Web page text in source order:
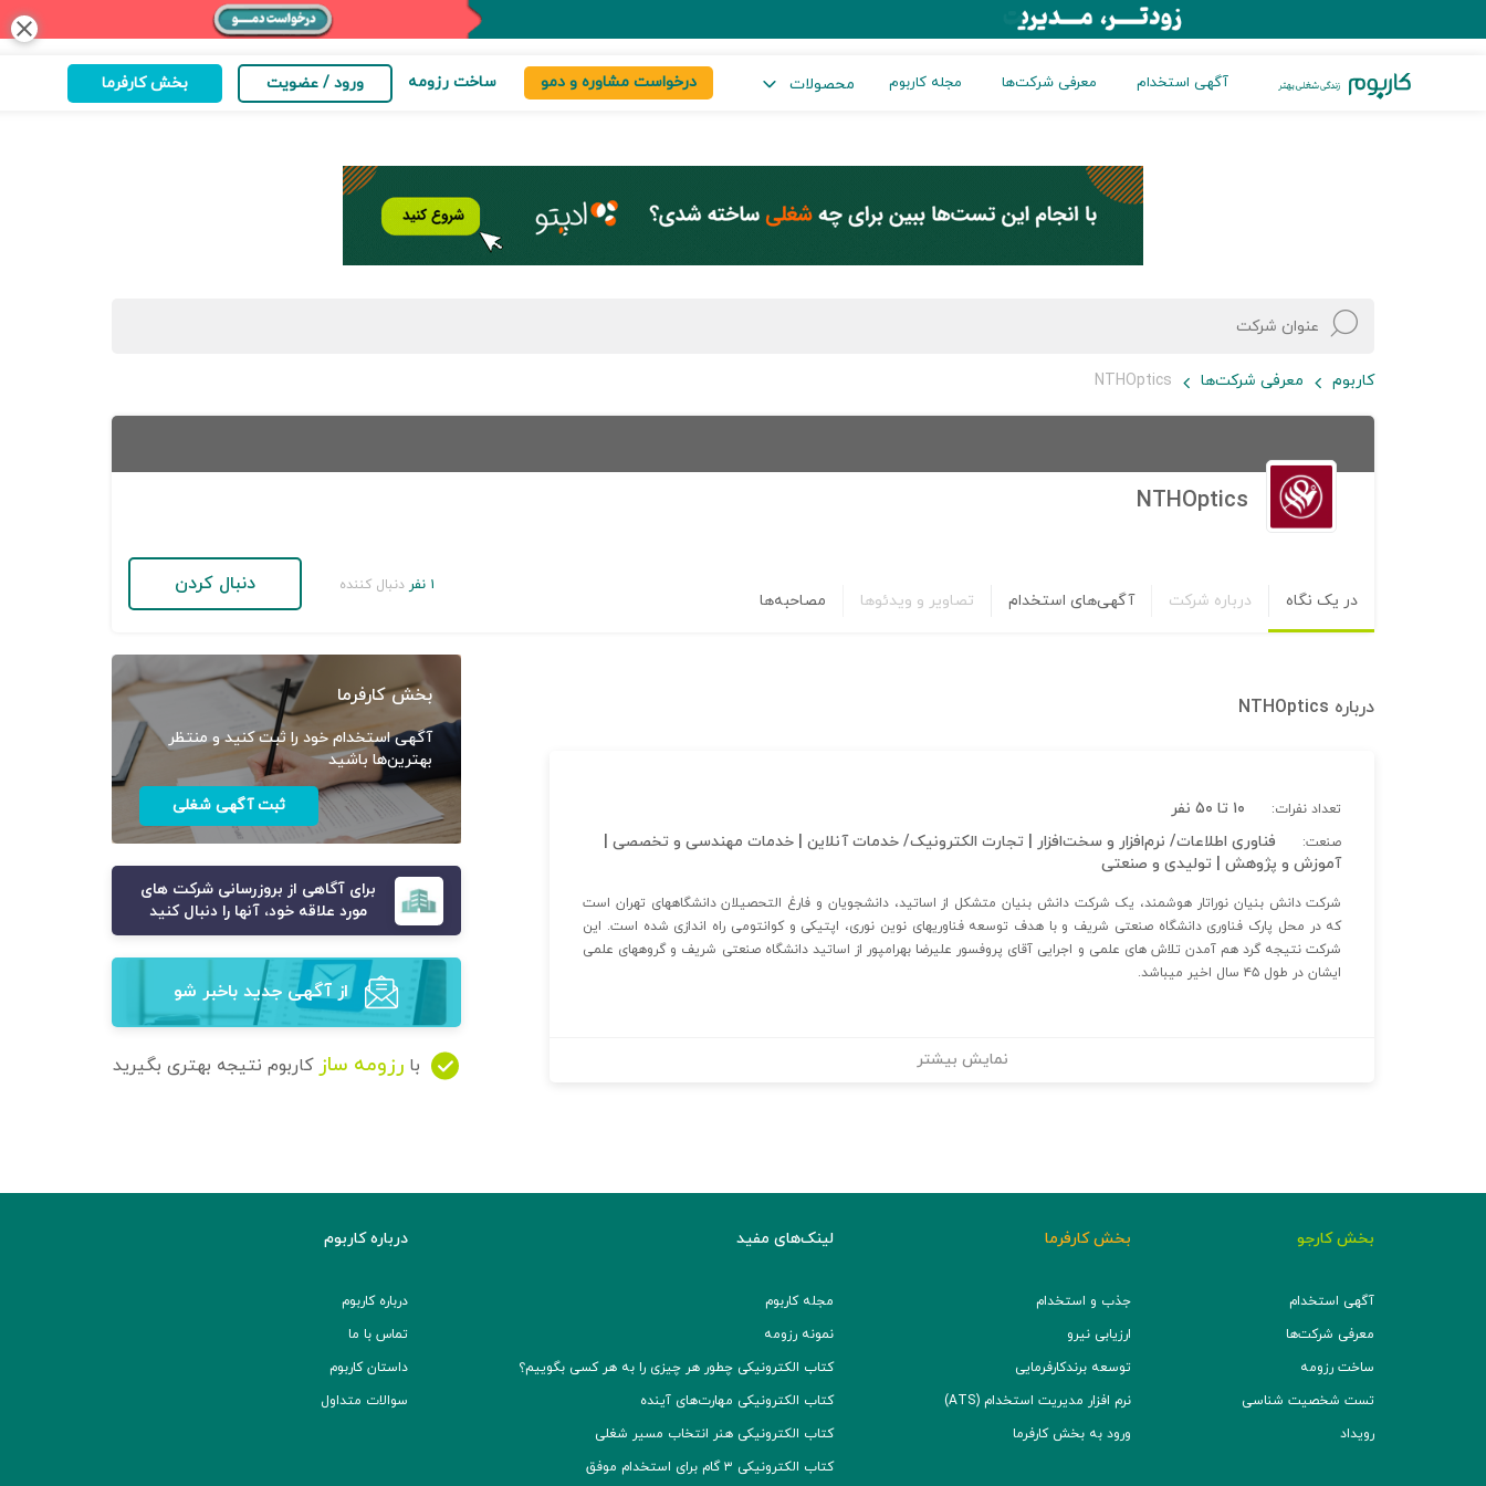
close
آگهی استخدام معرفی شرکت‌ها مجله کاربوم محصولات درخواست مشاوره و دمو ساخت رزومه ورود / عضویت بخش کارفرما
کاربوم معرفی شرکت‌ها NTHOptics
NTHOptics
در یک نگاه درباره شرکت آگهی‌های استخدام تصاویر و ویدئوها مصاحبه‌ها
۱ نفر دنبال کننده دنبال کردن
درباره NTHOptics
تعداد نفرات: ۱۰ تا ۵۰ نفر
صنعت:
فناوری اطلاعات/ نرم‌افزار و سخت‌افزار | تجارت الکترونیک/ خدمات آنلاین | خدمات مهندسی و تخصصی |
آموزش و پژوهش | تولیدی و صنعتی
شرکت دانش بنیان نوراتار هوشمند، یک شرکت دانش بنیان متشکل از اساتید، دانشجویان و فارغ التحصیلان دانشگاههای تهران است
که در محل پارک فناوری دانشگاه صنعتی شریف و با هدف توسعه فناوریهای نوین نوری، اپتیکی و کوانتومی راه اندازی شده است. این
شرکت نتیجه گرد هم آمدن تلاش های علمی و اجرایی آقای پروفسور علیرضا بهرامپور از اساتید دانشگاه صنعتی شریف و گروههای علمی
ایشان در طول ۴۵ سال اخیر میباشد.
نمایش بیشتر
بخش کارفرما
آگهی استخدام خود را ثبت کنید و منتظر
بهترین‌ها باشید
ثبت آگهی شغلی
برای آگاهی از بروزرسانی شرکت های
مورد علاقه خود، آنها را دنبال کنید
از آگهی‌ جدید باخبر شو
با رزومه ساز کاربوم نتیجه بهتری بگیرید
بخش کارجو
آگهی استخدام
معرفی شرکت‌ها
ساخت رزومه
تست شخصیت شناسی
رویداد
بخش کارفرما
جذب و استخدام
ارزیابی نیرو
توسعه برند‌کارفرمایی
نرم افزار مدیریت استخدام (ATS)
ورود به بخش کارفرما
لینک‌های مفید
مجله کاربوم
نمونه رزومه
کتاب الکترونیکی چطور هر چیزی را به هر کسی بگوییم؟
کتاب الکترونیکی مهارت‌های آینده
کتاب الکترونیکی هنر انتخاب مسیر شغلی
کتاب الکترونیکی ۳ گام برای استخدام موفق
درباره کاربوم
درباره کاربوم
تماس با ما
داستان کاربوم
سوالات متداول